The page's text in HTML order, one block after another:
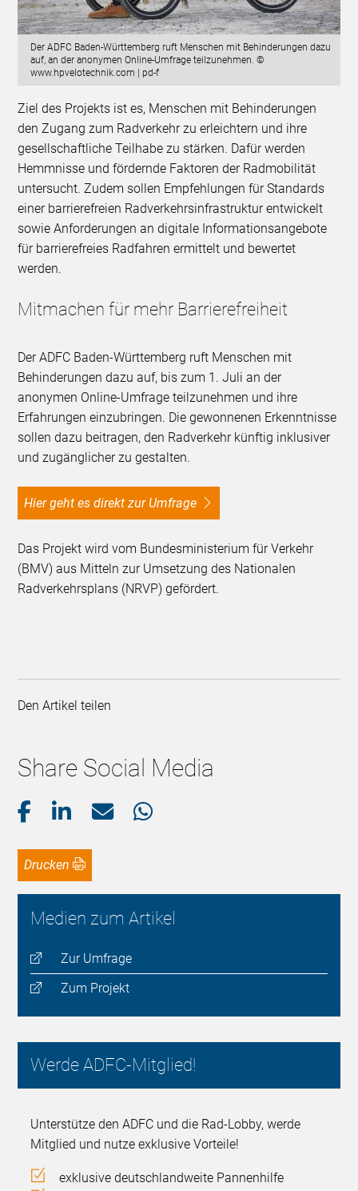
Der ADFC Baden-Württemberg ruft Menschen mit Behinderungen dazu
auf, an der anonymen Online-Umfrage teilzunehmen. ©
www.hpvelotechnik.com | pd-f
Ziel des Projekts ist es, Menschen mit Behinderungen
den Zugang zum Radverkehr zu erleichtern und ihre
gesellschaftliche Teilhabe zu stärken. Dafür werden
Hemmnisse und fördernde Faktoren der Radmobilität
untersucht. Zudem sollen Empfehlungen für Standards
einer barrierefreien Radverkehrsinfrastruktur entwickelt
sowie Anforderungen an digitale Informationsangebote
für barrierefreies Radfahren ermittelt und bewertet
werden.
Mitmachen für mehr Barrierefreiheit
Der ADFC Baden-Württemberg ruft Menschen mit
Behinderungen dazu auf, bis zum 1. Juli an der
anonymen Online-Umfrage teilzunehmen und ihre
Erfahrungen einzubringen. Die gewonnenen Erkenntnisse
sollen dazu beitragen, den Radverkehr künftig inklusiver
und zugänglicher zu gestalten.
Hier geht es direkt zur Umfrage
Das Projekt wird vom Bundesministerium für Verkehr
(BMV) aus Mitteln zur Umsetzung des Nationalen
Radverkehrsplans (NRVP) gefördert.
Den Artikel teilen
Share Social Media
Drucken
Medien zum Artikel
Zur Umfrage
Zum Projekt
Werde ADFC-Mitglied!
Unterstütze den ADFC und die Rad-Lobby, werde
Mitglied und nutze exklusive Vorteile!
exklusive deutschlandweite Pannenhilfe